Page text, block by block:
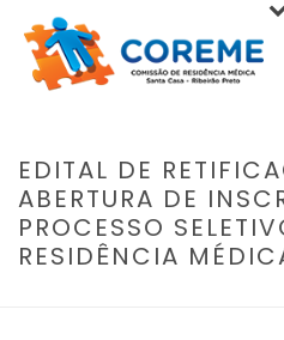
EDITAL DE
ABERTURA DE
PROCESSO
RESIDÊNCIA